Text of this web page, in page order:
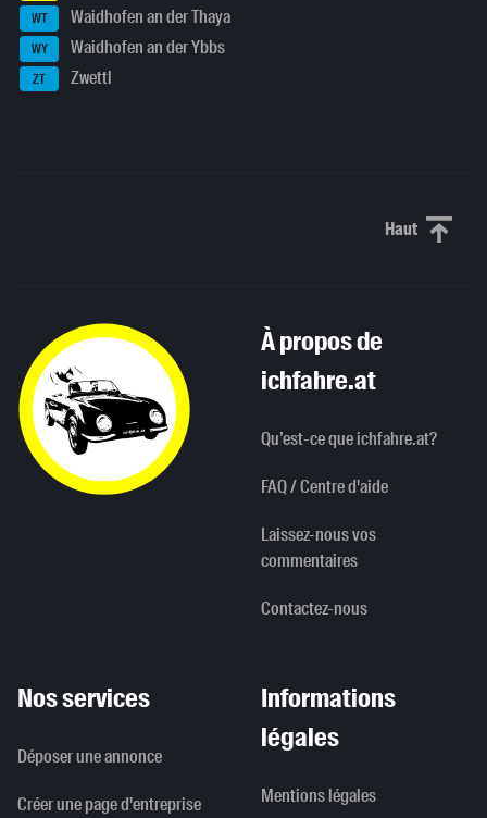
WT Waidhofen an der Thaya
WY Waidhofen an der Ybbs
ZT Zwettl
HautHaut de
À propos de
ichfahre.at
Qu’est-ce que ichfahre.at?
FAQ / Centre d'aide
Laissez-nous vos
commentaires
Contactez-nous
Nos services
Déposer une annonce
Créer une page d'entreprise
Informations
légales
Mentions légales